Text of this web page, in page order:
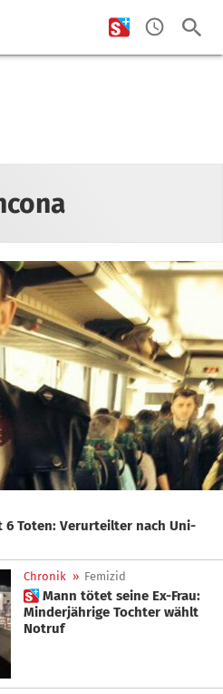
Chronik » Femizid
 Mann tötet seine Ex-Frau:
Minderjährige Tochter wählt
Notruf